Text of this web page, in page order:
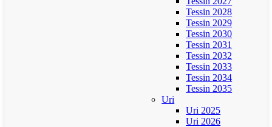
Tessin 2028
Tessin 2029
Tessin 2030
Tessin 2031
Tessin 2032
Tessin 2033
Tessin 2034
Tessin 2035
Uri
Uri 2025
Uri 2026